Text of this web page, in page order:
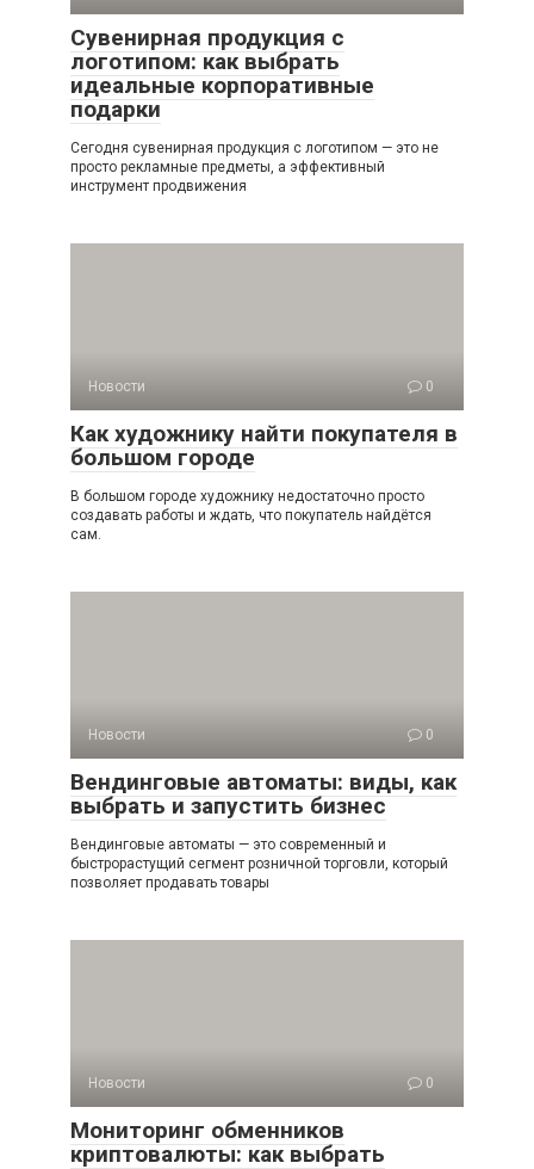
Сувенирная продукция с
логотипом: как выбрать
идеальные корпоративные
подарки
Сегодня сувенирная продукция с логотипом — это не
просто рекламные предметы, а эффективный
инструмент продвижения
Новости 0
Как художнику найти покупателя в
большом городе
В большом городе художнику недостаточно просто
создавать работы и ждать, что покупатель найдётся
сам.
Новости 0
Вендинговые автоматы: виды, как
выбрать и запустить бизнес
Вендинговые автоматы — это современный и
быстрорастущий сегмент розничной торговли, который
позволяет продавать товары
Новости 0
Мониторинг обменников
криптовалюты: как выбрать